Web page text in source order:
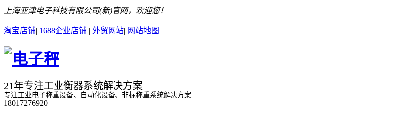
上海亚津电子科技有限公司(新)官网，欢迎您！
淘宝店铺| 1688企业店铺 | 外贸网站| 网站地图 |
21年专注工业衡器系统解决方案
专注工业电子称重设备、自动化设备、非标称重系统解决方案
18017276920